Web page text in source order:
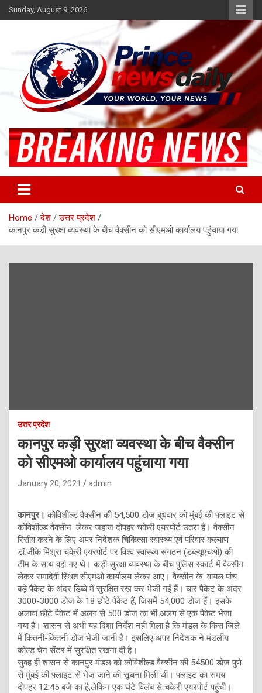
Skip
to
Sunday, August 9, 2026
Princenews Daily
Home देश
उत्तर प्रदेश
कानपुर कड़ी सुरक्षा व्यवस्था के बीच वैक्सीन को सीएमओ कार्यालय पहुंचाया गया
उत्तर प्रदेश
कानपुर कड़ी सुरक्षा व्यवस्था के बीच वैक्सीन
को सीएमओ कार्यालय पहुंचाया गया
January 20, 2021 admin
कानपुर।कोविशील्ड वैक्सीन की 54,500 डोज बुधवार को मुंबई की फ्लाइट से
कोविशील्ड वैक्सीन लेकर जहाज दोपहर चकेरी एयरपोर्ट उतरा है। वैक्सीन
रिसीव करने के लिए अपर निदेशक चिकित्सा स्वास्थ्य एवं परिवार कल्याण
डॉ.जीके मिश्रा चकेरी एयरपोर्ट पर विश्व स्वास्थ्य संगठन (डब्ल्यूएचओ) की
टीम के साथ वहां गए थे। कड़ी सुरक्षा व्यवस्था के बीच पुलिस स्कार्ट में वैक्सीन
लेकर रामादेवी स्थित सीएमओ कार्यालय लेकर आए। वैक्सीन के वायल पांच
बड़े पैकेट के अंदर डिब्बे में सुरक्षित रख कर भेजी गईं हैं। चार पैकेट के अंदर
3000-3000 डोज के 18 छोटे पैकेट हैं, जिसमें 54,000 डोज हैं। इसके
अलावा छोटे पैकेट में अलग से 500 डोज का भी अलग से एक पैकेट भेजा
गया है। शासन से अभी यह दिशा निर्देश नहीं मिला है कि मंडल के किस जिले
में कितनी-कितनी डोज भेजी जानी है। इसलिए अपर निदेशक ने मंडलीय
कोल्ड चेन सेंटर में सुरक्षित रखना दी है।
सुबह ही शासन से कानपुर मंडल को कोविशील्ड वैक्सीन की 54500 डोज पुणे
से मुंबई की फ्लाइट से भेज जाने की सूचना मिली थी। फ्लाइट का समय
दोपहर 12:45 बजे का है,लेकिन एक घंटे विलंब से चकेरी एयरपोर्ट पहुंची।